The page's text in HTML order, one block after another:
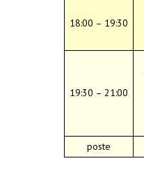
18:00 – 19:30
19:30 – 21:00
poste